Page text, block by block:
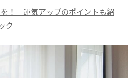
！ 運気アップのポイントも紹
ク